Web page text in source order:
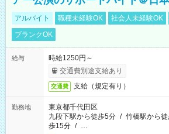
アルバイト 職種未経験OK 社会人未経験OK
ブランクOK
給与
時給1250円～
交通費別途支給あり
交通費 支給（規定有り）
勤務地
東京都千代田区
九段下駅から徒歩5分 / 竹橋駅から
歩15分 / …